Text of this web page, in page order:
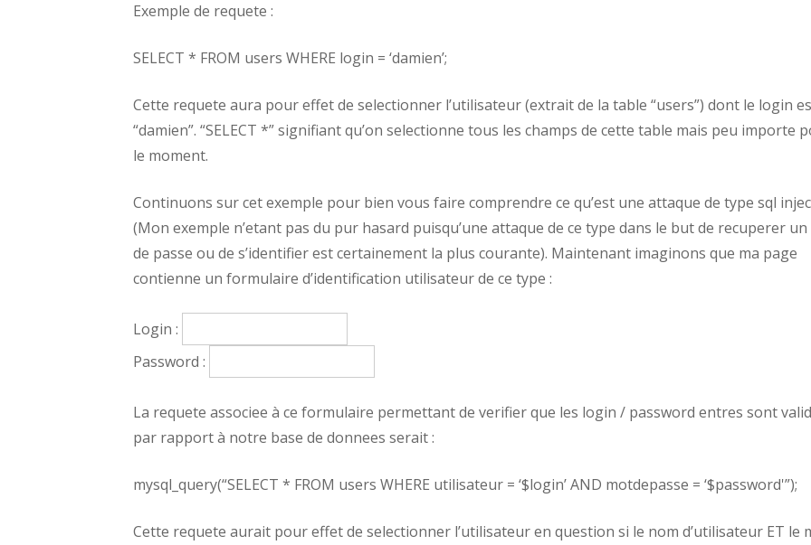
Exemple de requete :
SELECT * FROM users WHERE login = ‘damien’;
Cette requete aura pour effet de selectionner l’utilisateur (extrait de la table “users”) dont le login
“damien”. “SELECT *” signifiant qu’on selectionne tous les champs de cette table mais peu importe
le moment.
Continuons sur cet exemple pour bien vous faire comprendre ce qu’est une attaque de type sql
(Mon exemple n’etant pas du pur hasard puisqu’une attaque de ce type dans le but de recuperer
de passe ou de s’identifier est certainement la plus courante). Maintenant imaginons que ma page
contienne un formulaire d’identification utilisateur de ce type :
Login :
Password :
La requete associee à ce formulaire permettant de verifier que les login / password entres sont
par rapport à notre base de donnees serait :
mysql_query(“SELECT * FROM users WHERE utilisateur = ‘$login’ AND motdepasse = ‘$password'”);
Cette requete aurait pour effet de selectionner l’utilisateur en question si le nom d’utilisateur ET le